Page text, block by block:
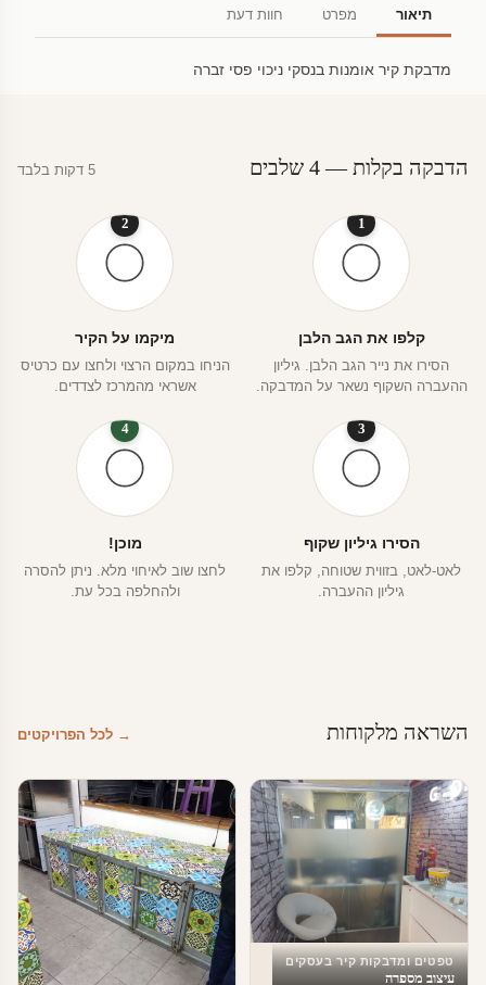
תיאור מפרט חוות דעת
מדבקת קיר אומנות בנסקי ניכוי פסי זברה
הדבקה בקלות — 4 שלבים 5 דקות בלבד
1
קלפו את הגב הלבן
הסירו את נייר הגב הלבן. גיליון
ההעברה השקוף נשאר על המדבקה.
2
מיקמו על הקיר
הניחו במקום הרצוי ולחצו עם כרטיס
אשראי מהמרכז לצדדים.
3
הסירו גיליון שקוף
לאט-לאט, בזווית שטוחה, קלפו את
גיליון ההעברה.
4
מוכן!
לחצו שוב לאיחוי מלא. ניתן להסרה
ולהחלפה בכל עת.
השראה מלקוחות → לכל הפרויקטים
טפטים ומדבקות קיר בעסקים
עיצוב מספרה